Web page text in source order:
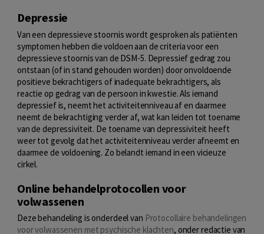
Depressie
Van een depressieve stoornis wordt gesproken als patiënten
symptomen hebben die voldoen aan de criteria voor een
depressieve stoornis van de DSM-5. Depressief gedrag zou
ontstaan (of in stand gehouden worden) door onvoldoende
positieve bekrachtigers of inadequate bekrachtigers, als
reactie op gedrag van de persoon in kwestie. Als iemand
depressief is, neemt het activiteitenniveau af en daarmee
neemt de bekrachtiging verder af, wat kan leiden tot toename
van de depressiviteit. De toename van depressiviteit heeft
weer tot gevolg dat het activiteitenniveau verder afneemt en
daarmee de voldoening. Zo belandt iemand in een vicieuze
cirkel.
Online behandelprotocollen voor
volwassenen
Deze behandeling is onderdeel van Protocollaire behandelingen
voor volwassenen met psychische klachten, onder redactie van